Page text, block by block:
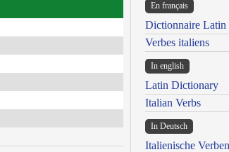
En français
Dictionnaire Latin
Verbes italiens
In english
Latin Dictionary
Italian Verbs
In Deutsch
Italienische Verben